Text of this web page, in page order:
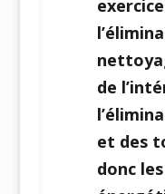
de
et des
donc